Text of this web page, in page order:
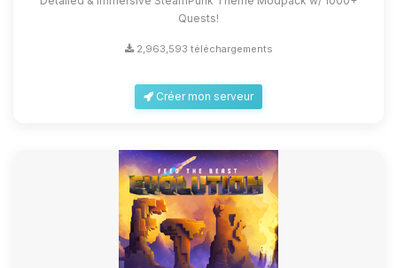
Quests!
2,963,593 téléchargements
Créer mon serveur